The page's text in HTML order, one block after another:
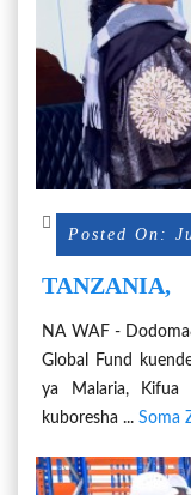
Posted On:
NA UKIMWI
NA WAF -
Global Fund
ya Malaria, Kifua
kuboresha ... Soma